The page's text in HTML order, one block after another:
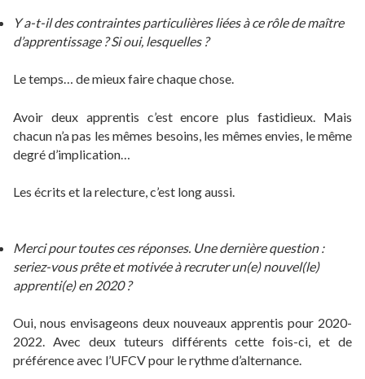
Y a-t-il des contraintes particulières liées à ce rôle de maître
d’apprentissage ? Si oui, lesquelles ?
Le temps… de mieux faire chaque chose.
Avoir deux apprentis c’est encore plus fastidieux. Mais
chacun n’a pas les mêmes besoins, les mêmes envies, le même
degré d’implication…
Les écrits et la relecture, c’est long aussi.
Merci pour toutes ces réponses. Une dernière question :
seriez-vous prête et motivée à recruter un(e) nouvel(le)
apprenti(e) en 2020 ?
Oui, nous envisageons deux nouveaux apprentis pour 2020-
2022. Avec deux tuteurs différents cette fois-ci, et de
préférence avec l’UFCV pour le rythme d’alternance.